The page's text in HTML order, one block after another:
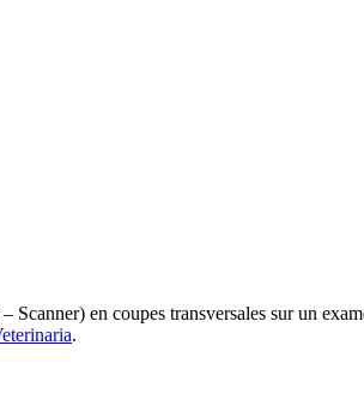
en coupes transversales sur un
.